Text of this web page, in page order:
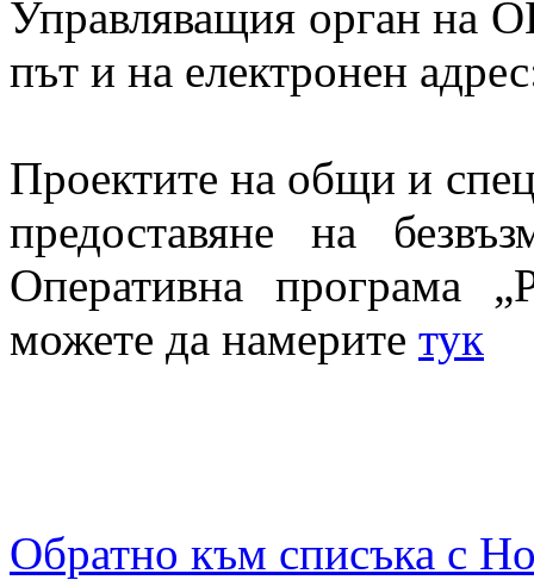
Управляващия орган на
път и на електронен
Проектите на общи и
предоставяне на
Оперативна програма
можете да намерите тук
Обратно към списъка с